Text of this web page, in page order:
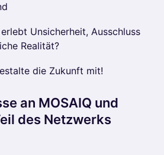
Unsicherheit, Ausschluss
Realität?
die Zukunft mit!
an MOSAIQ und
des Netzwerks